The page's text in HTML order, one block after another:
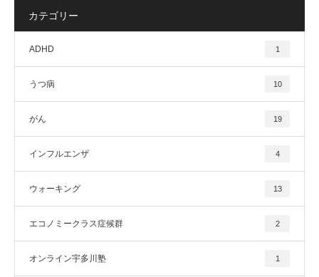
カテゴリー
ADHD 1
うつ病 10
がん 19
インフルエンザ 4
ウォーキング 13
エコノミークラス症候群 2
オンライン宇多川塾 1